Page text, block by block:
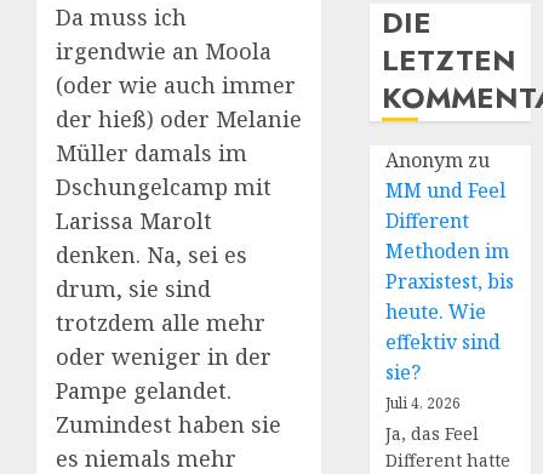
Da muss ich
irgendwie an Moola
(oder wie auch immer
der hieß) oder Melanie
Müller damals im
Dschungelcamp mit
Larissa Marolt
denken. Na, sei es
drum, sie sind
trotzdem alle mehr
oder weniger in der
Pampe gelandet.
Zumindest haben sie
es niemals mehr
DIE
LETZTEN
Anonym zu
MM und Feel
Different
Methoden im
Praxistest, bis
heute. Wie
effektiv sind
sie?
Juli 4, 2026
Ja, das Feel
Different hatte